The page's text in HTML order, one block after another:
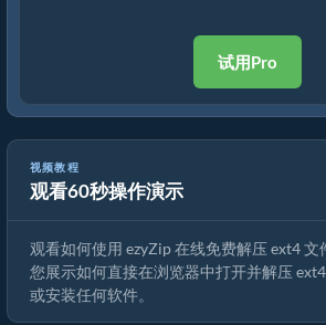
试用Pro
视频教程
观看60秒操作演示
如何使用 ezyZip 在线解压 ext4 文件（免费
观看如何使用 ezyZip 在线免费解压 ext4 文
您展示如何直接在浏览器中打开并解压
或安装任何软件。